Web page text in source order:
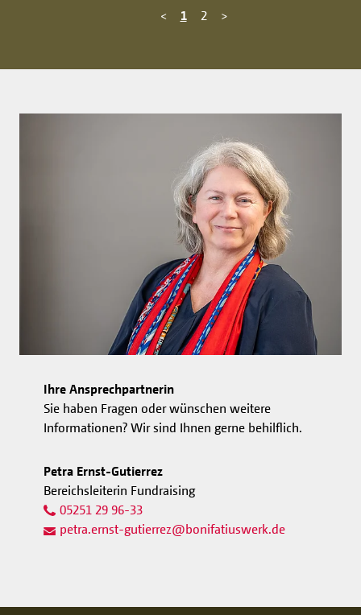
< 1 2 >
Ihre Ansprechpartnerin
Sie haben Fragen oder wünschen weitere
Informationen? Wir sind Ihnen gerne behilflich.
Petra Ernst-Gutierrez
Bereichsleiterin Fundraising
05251 29 96-33
petra.ernst-gutierrez@bonifatiuswerk.de